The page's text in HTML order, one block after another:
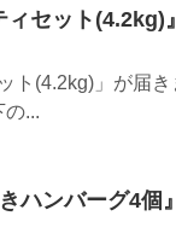
ィセット(4.2kg)
ト(4.2kg)」が届き
...
ハンバーグ4個』